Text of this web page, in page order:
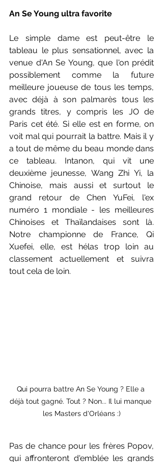
An Se Young ultra favorite
Le simple dame est peut-être le
tableau le plus sensationnel, avec la
venue d'An Se Young, que l'on prédit
possiblement comme la future
meilleure joueuse de tous les temps,
avec déjà à son palmarès tous les
grands titres, y compris les JO de
Paris cet été. Si elle est en forme, on
voit mal qui pourrait la battre. Mais il y
a tout de même du beau monde dans
ce tableau. Intanon, qui vit une
deuxième jeunesse, Wang Zhi Yi, la
Chinoise, mais aussi et surtout le
grand retour de Chen YuFei, l'ex
numéro 1 mondiale - les meilleures
Chinoises et Thaïlandaises sont là.
Notre championne de France, Qi
Xuefei, elle, est hélas trop loin au
classement actuellement et suivra
tout cela de loin.
Qui pourra battre An Se Young ? Elle a
déjà tout gagné. Tout ? Non... Il lui manque
les Masters d'Orléans :)
Pas de chance pour les frères Popov,
qui affronteront d'emblée les grands